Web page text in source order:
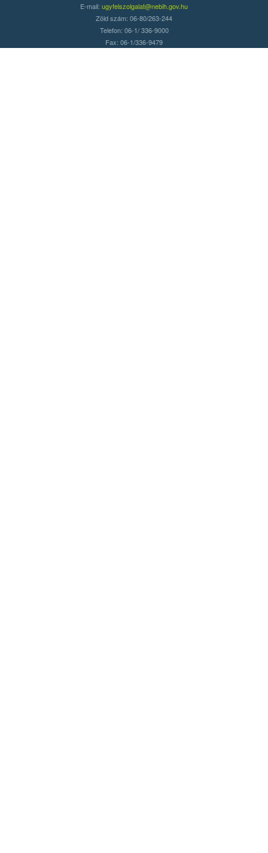
E-mail: ugyfelszolgalat@nebih.gov.hu
Zöld szám: 06-80/263-244
Telefon: 06-1/ 336-9000
Fax: 06-1/336-9479